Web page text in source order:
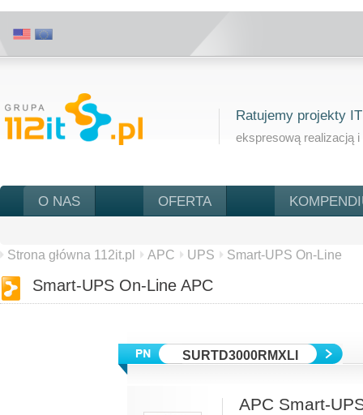
Ratujemy projekty IT
ekspresową realizacją i
O NAS OFERTA
Strona główna 112it.pl APC UPS Smart-UPS On-Line
Smart-UPS On-Line APC
SURTD3000RMXLI
APC Smart-